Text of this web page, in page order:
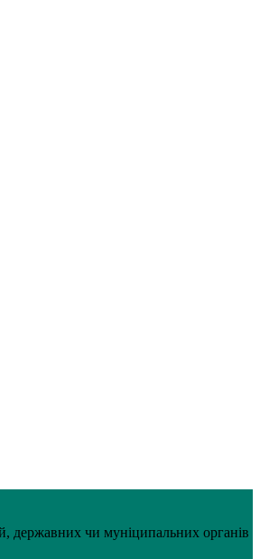
державних чи муніципальних органів